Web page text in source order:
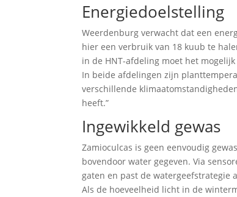
Energiedoelstelling
Weerdenburg verwacht dat een
hier een verbruik van 18 kuub te
in de HNT-afdeling moet het
In beide afdelingen zijn
verschillende
heeft.”
Ingewikkeld gewas
Zamioculcas is geen eenvoudig
bovendoor water gegeven. Via
gaten en past de watergeefstrategie
Als de hoeveelheid licht in de